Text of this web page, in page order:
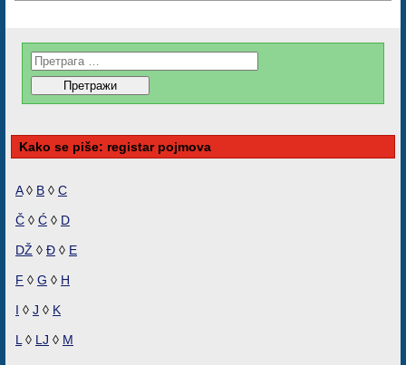
Kako se piše: registar pojmova
A◊ B ◊ C
Č ◊ Ć ◊ D
DŽ ◊ Đ ◊ E
F ◊ G ◊ H
I ◊ J ◊ K
L ◊ LJ ◊ M